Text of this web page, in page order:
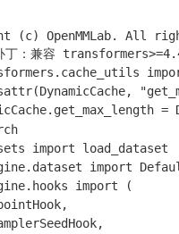
(c) OpenMMLab. All
丁：兼容
import load_dataset
import
import (